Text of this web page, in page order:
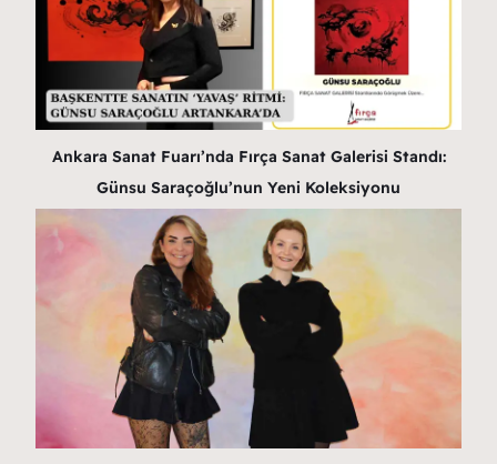
Ankara Sanat Fuarı’nda Fırça Sanat Galerisi Standı:
Günsu Saraçoğlu’nun Yeni Koleksiyonu